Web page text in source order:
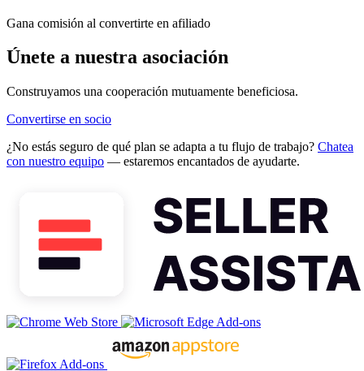
Gana comisión al convertirte en afiliado
Únete a nuestra asociación
Construyamos una cooperación mutuamente beneficiosa.
Convertirse en socio
¿No estás seguro de qué plan se adapta a tu flujo de trabajo? Chatea
con nuestro equipo — estaremos encantados de ayudarte.